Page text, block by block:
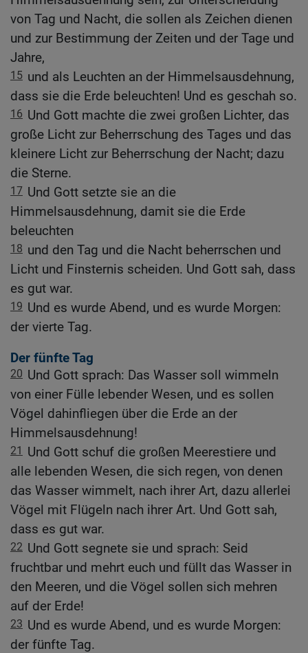
von Tag und Nacht, die sollen als Zeichen dienen
und zur Bestimmung der Zeiten und der Tage und
Jahre,
15 und als Leuchten an der Himmelsausdehnung,
dass sie die Erde beleuchten! Und es geschah so.
16 Und Gott machte die zwei großen Lichter, das
große Licht zur Beherrschung des Tages und das
kleinere Licht zur Beherrschung der Nacht; dazu
die Sterne.
17 Und Gott setzte sie an die
Himmelsausdehnung, damit sie die Erde
beleuchten
18 und den Tag und die Nacht beherrschen und
Licht und Finsternis scheiden. Und Gott sah, dass
es gut war.
19 Und es wurde Abend, und es wurde Morgen:
der vierte Tag.
Der fünfte Tag
20 Und Gott sprach: Das Wasser soll wimmeln
von einer Fülle lebender Wesen, und es sollen
Vögel dahinfliegen über die Erde an der
Himmelsausdehnung!
21
Und Gott schuf die großen Meerestiere und
alle lebenden Wesen, die sich regen, von denen
das Wasser wimmelt, nach ihrer Art, dazu allerlei
Vögel mit Flügeln nach ihrer Art. Und Gott sah,
dass es gut war.
22 Und Gott segnete sie und sprach: Seid
fruchtbar und mehrt euch und füllt das Wasser in
den Meeren, und die Vögel sollen sich mehren
auf der Erde!
23 Und es wurde Abend, und es wurde Morgen:
der fünfte Tag.